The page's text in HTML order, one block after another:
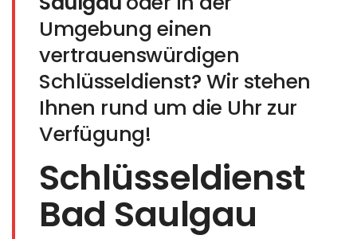
Umgebung einen
vertrauenswürdigen
Schlüsseldienst? Wir stehen
Ihnen rund um die Uhr zur
Verfügung!
Schlüsseldienst
Bad Saulgau